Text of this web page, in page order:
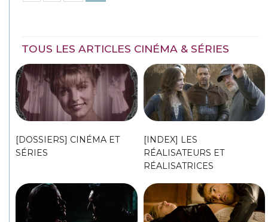
TOUS LES ARTICLES CINÉMA & SÉRIES
[DOSSIERS] CINÉMA ET
SÉRIES
[INDEX] LES
RÉALISATEURS ET
RÉALISATRICES